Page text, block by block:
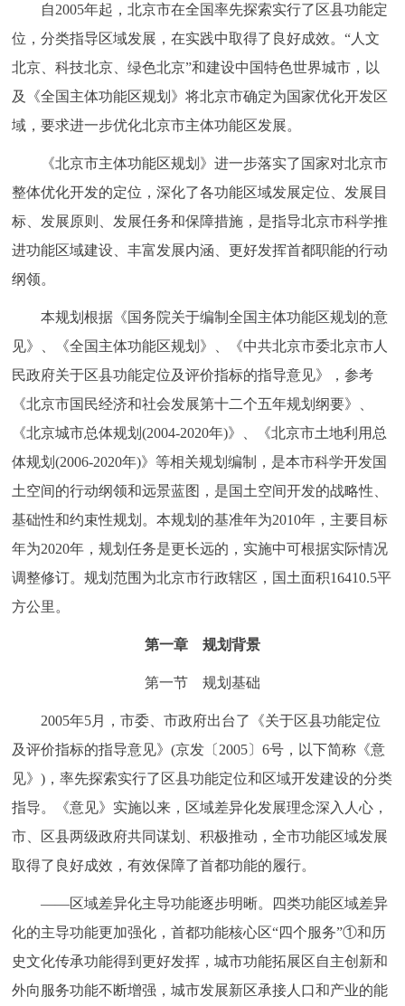
自2005年起，北京市在全国率先探索实行了区县功能定
位，分类指导区域发展，在实践中取得了良好成效。“人文
北京、科技北京、绿色北京”和建设中国特色世界城市，以
及《全国主体功能区规划》将北京市确定为国家优化开发区
域，要求进一步优化北京市主体功能区发展。
《北京市主体功能区规划》进一步落实了国家对北京市
整体优化开发的定位，深化了各功能区域发展定位、发展目
标、发展原则、发展任务和保障措施，是指导北京市科学推
进功能区域建设、丰富发展内涵、更好发挥首都职能的行动
纲领。
本规划根据《国务院关于编制全国主体功能区规划的意
见》、《全国主体功能区规划》、《中共北京市委北京市人
民政府关于区县功能定位及评价指标的指导意见》，参考
《北京市国民经济和社会发展第十二个五年规划纲要》、
《北京城市总体规划(2004-2020年)》、《北京市土地利用总
体规划(2006-2020年)》等相关规划编制，是本市科学开发国
土空间的行动纲领和远景蓝图，是国土空间开发的战略性、
基础性和约束性规划。本规划的基准年为2010年，主要目标
年为2020年，规划任务是更长远的，实施中可根据实际情况
调整修订。规划范围为北京市行政辖区，国土面积16410.5平
方公里。
第一章 规划背景
第一节 规划基础
2005年5月，市委、市政府出台了《关于区县功能定位
及评价指标的指导意见》(京发〔2005〕6号，以下简称《意
见》)，率先探索实行了区县功能定位和区域开发建设的分类
指导。《意见》实施以来，区域差异化发展理念深入人心，
市、区县两级政府共同谋划、积极推动，全市功能区域发展
取得了良好成效，有效保障了首都功能的履行。
——区域差异化主导功能逐步明晰。四类功能区域差异
化的主导功能更加强化，首都功能核心区“四个服务”①和历
史文化传承功能得到更好发挥，城市功能拓展区自主创新和
外向服务功能不断增强，城市发展新区承接人口和产业的能